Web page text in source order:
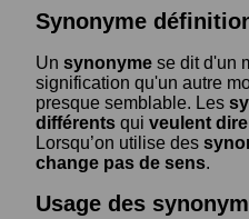
Synonyme
Un synonyme se dit d'un
signification qu'un autre
presque semblable. Les
différents qui veulent
Lorsqu’on utilise des
change pas de sens.
Usage des